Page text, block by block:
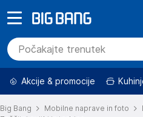
Akcije & promocije
Big Bang Mobilne naprave in foto